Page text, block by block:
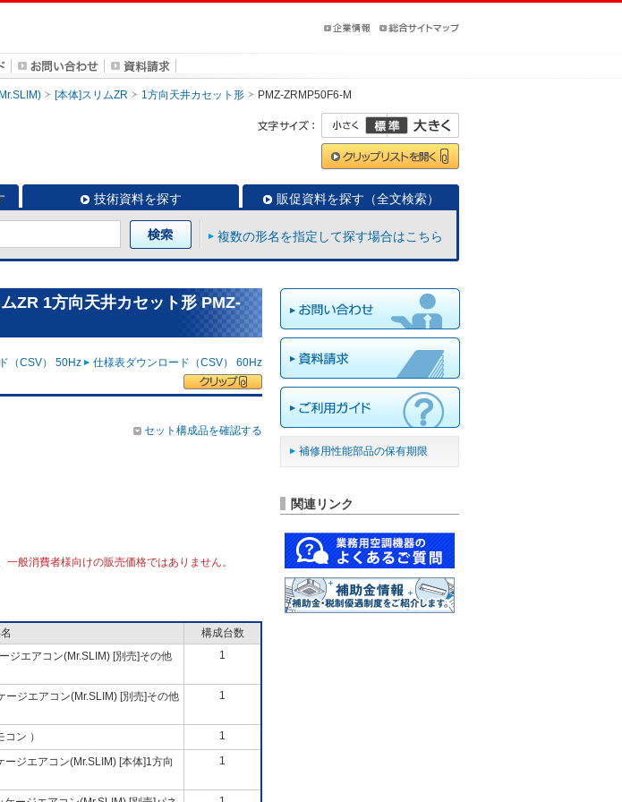
[本体]スリムZR 1方向天井カセット形 PMZ-ZRMP50F6-M
技術資料を探す 販促資料を探す（全文検索）
複数の形名を指定して探す場合はこちら
ZR 1方向天井カセット形 PMZ-
（CSV） 50Hz 仕様表ダウンロード（CSV） 60Hz
セット構成品を確認する
般消費者様向けの販売価格ではありません。
構成台数
ジエアコン(Mr.SLIM) [別売]その他
1
ージエアコン(Mr.SLIM) [別売]その他
1
ン ） 1
ージエアコン(Mr.SLIM) [本体]1方向
1
補修用性能部品の保有期限
関連リンク